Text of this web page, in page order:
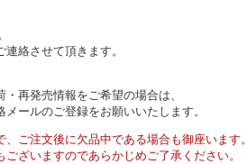
絡させて頂きます。
再発売情報をご希望の場合は、
ールのご登録をお願いいたします。
ご注文後に欠品中である場合も御座います。
ざいますのであらかじめご了承ください。